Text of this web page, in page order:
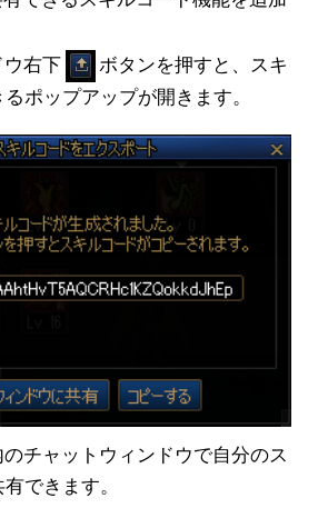
ウ右下
ボタンを押すと、スキ
ポップアップが開きます。
のチャットウィンドウで自分のス
できます。